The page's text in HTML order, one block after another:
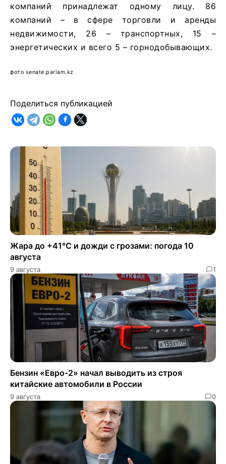
компаний принадлежат одному лицу. 86
компаний – в сфере торговли и аренды
недвижимости, 26 – транспортных, 15 –
энергетических и всего 5 – горнодобывающих.
фото senate.parlam.kz
Поделиться публикацией
Жара до +41°C и дожди с грозами: погода 10
августа
9 августа 1
Бензин «Евро-2» начал выводить из строя
китайские автомобили в России
9 августа 0